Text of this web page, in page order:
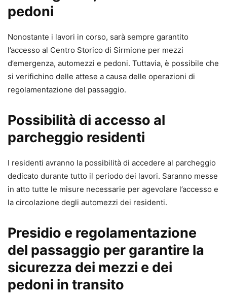
pedoni
Nonostante i lavori in corso, sarà sempre garantito
l’accesso al Centro Storico di Sirmione per mezzi
d’emergenza, automezzi e pedoni. Tuttavia, è possibile che
si verifichino delle attese a causa delle operazioni di
regolamentazione del passaggio.
Possibilità di accesso al
parcheggio residenti
I residenti avranno la possibilità di accedere al parcheggio
dedicato durante tutto il periodo dei lavori. Saranno messe
in atto tutte le misure necessarie per agevolare l’accesso e
la circolazione degli automezzi dei residenti.
Presidio e regolamentazione
del passaggio per garantire la
sicurezza dei mezzi e dei
pedoni in transito